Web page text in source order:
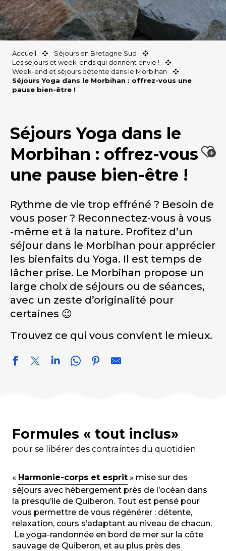
Accueil
Séjours en Bretagne Sud
Les séjours et week-ends qui donnent envie !
Week-end et séjours détente dans le Morbihan
Séjours Yoga dans le Morbihan : offrez-vous une
pause bien-être !
Séjours Yoga dans le
Morbihan : offrez-vous
une pause bien-être !
Rythme de vie trop effréné ? Besoin de
vous poser ? Reconnectez-vous à vous
-même et à la nature. Profitez d’un
séjour dans le Morbihan pour apprécier
les bienfaits du Yoga. Il est temps de
lâcher prise. Le Morbihan propose un
large choix de séjours ou de séances,
avec un zeste d’originalité pour
certaines 😉
Trouvez ce qui vous convient le mieux.
Formules « tout inclus»
pour se libérer des contraintes du quotidien
« Harmonie-corps et esprit » mise sur des
séjours avec hébergement près de l’océan dans
la presqu’ile de Quiberon. Tout est pensé pour
vous permettre de vous régénérer : détente,
relaxation, cours s’adaptant au niveau de chacun.
Le yoga-randonnée en bord de mer sur la côte
sauvage de Quiberon, et au plus près des